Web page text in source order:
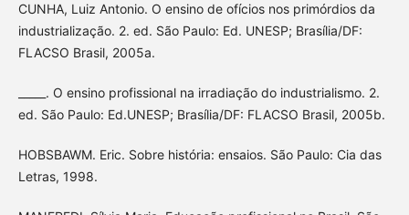
CUNHA, Luiz Antonio. O ensino de ofícios nos primórdios da
industrialização. 2. ed. São Paulo: Ed. UNESP; Brasília/DF:
FLACSO Brasil, 2005a.
_____. O ensino profissional na irradiação do industrialismo. 2.
ed. São Paulo: Ed.UNESP; Brasília/DF: FLACSO Brasil, 2005b.
HOBSBAWM. Eric. Sobre história: ensaios. São Paulo: Cia das
Letras, 1998.